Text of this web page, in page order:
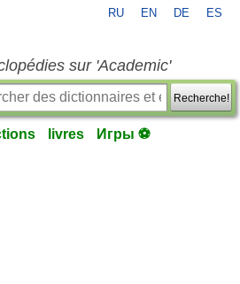
RU EN DE ES
sur 'Academic'
Recherche!
livres Игры ⚽